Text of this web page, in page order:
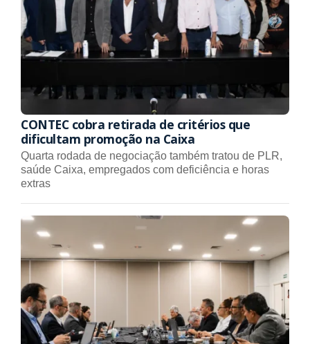
CONTEC cobra retirada de critérios que
dificultam promoção na Caixa
Quarta rodada de negociação também tratou de PLR,
saúde Caixa, empregados com deficiência e horas
extras